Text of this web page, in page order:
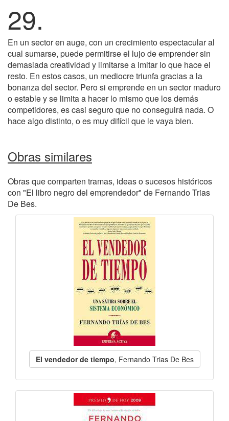
29.
En un sector en auge, con un crecimiento espectacular al
cual sumarse, puede permitirse el lujo de emprender sin
demasiada creatividad y limitarse a imitar lo que hace el
resto. En estos casos, un mediocre triunfa gracias a la
bonanza del sector. Pero si emprende en un sector maduro
o estable y se limita a hacer lo mismo que los demás
competidores, es casi seguro que no conseguirá nada. O
hace algo distinto, o es muy difícil que le vaya bien.
Obras similares
Obras que comparten tramas, ideas o sucesos históricos
con "El libro negro del emprendedor" de Fernando Trias
De Bes.
El vendedor de tiempo, Fernando Trias De Bes